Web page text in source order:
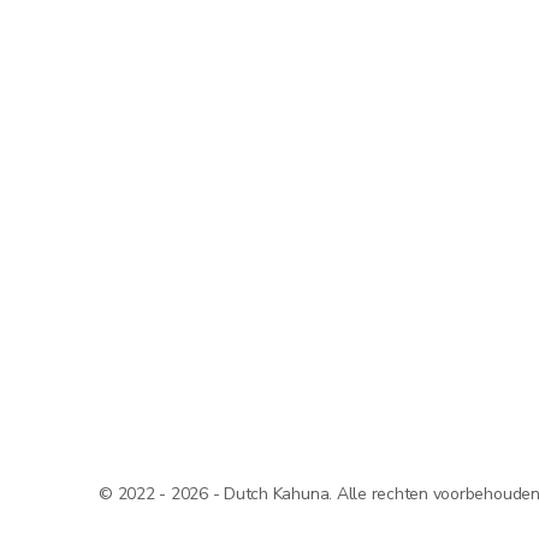
© 2022 - 2026 - Dutch Kahuna. Alle rechten